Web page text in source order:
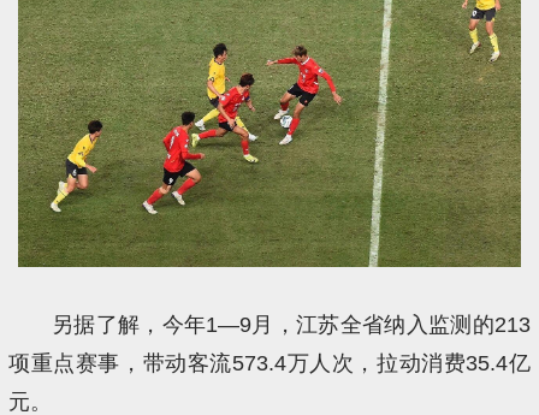
另据了解，今年1—9月，江苏全省纳入监测的213
项重点赛事，带动客流573.4万人次，拉动消费35.4亿
元。